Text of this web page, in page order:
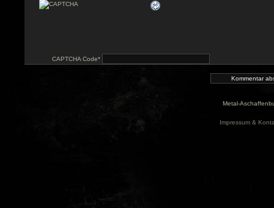
CAPTCHA Code*
Metal-
Impressum &